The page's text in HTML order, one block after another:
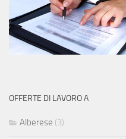
OFFERTE DI LAVORO A
Alberese (3)